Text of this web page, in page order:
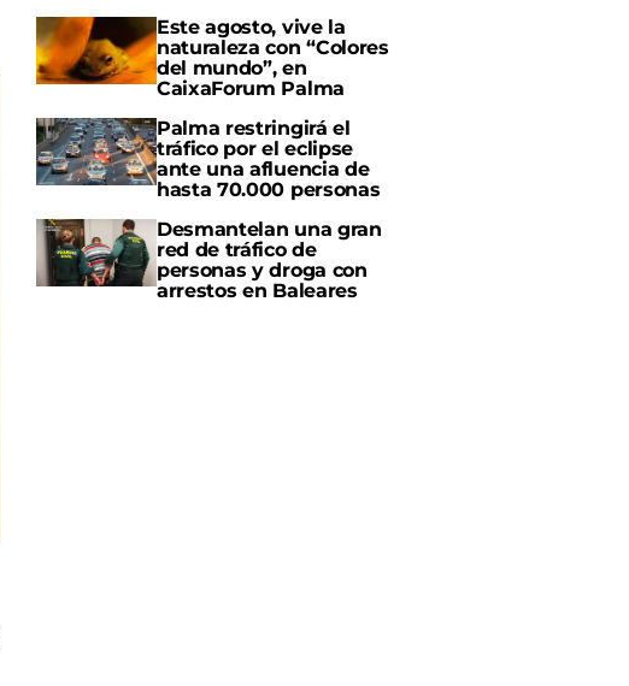
Este agosto, vive la
naturaleza con “Colores
del mundo”, en
CaixaForum Palma
Palma restringirá el
tráfico por el eclipse
ante una afluencia de
hasta 70.000 personas
Desmantelan una gran
red de tráfico de
personas y droga con
arrestos en Baleares